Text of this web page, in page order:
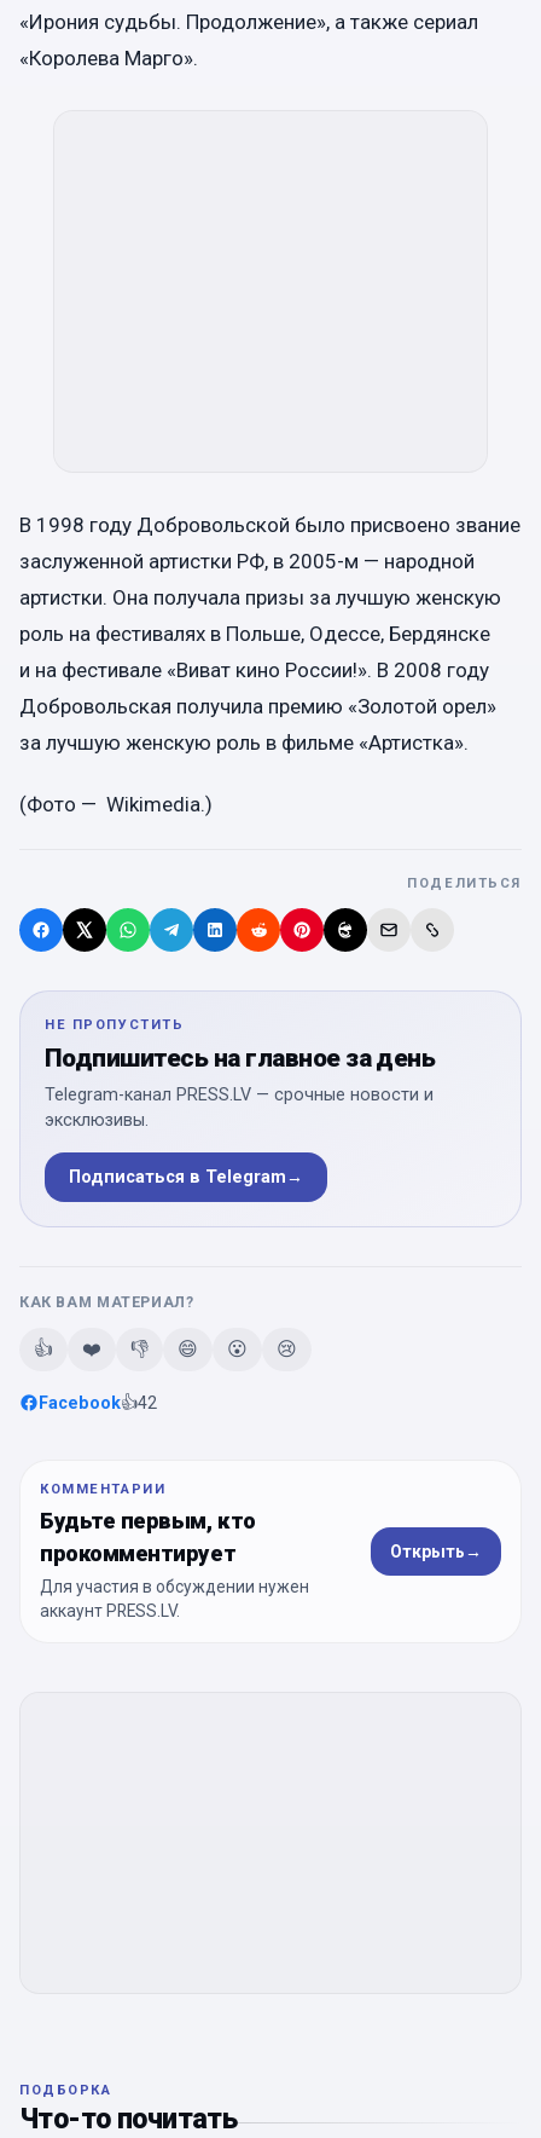
«Ирония судьбы. Продолжение», а также сериал
«Королева Марго».
В 1998 году Добровольской было присвоено звание
заслуженной артистки РФ, в 2005-м — народной
артистки. Она получала призы за лучшую женскую
роль на фестивалях в Польше, Одессе, Бердянске
и на фестивале «Виват кино России!». В 2008 году
Добровольская получила премию «Золотой орел»
за лучшую женскую роль в фильме «Артистка».
(Фото — Wikimedia.)
ПОДЕЛИТЬСЯ
НЕ ПРОПУСТИТЬ
Подпишитесь на главное за день
Telegram-канал PRESS.LV — срочные новости и
эксклюзивы.
Подписаться в Telegram→
КАК ВАМ МАТЕРИАЛ?
👍 ❤️ 👎 😄 😮 😢
Facebook👍42
КОММЕНТАРИИ
Будьте первым, кто
прокомментирует
Для участия в обсуждении нужен
аккаунт PRESS.LV.
Открыть→
ПОДБОРКА
Что-то почитать